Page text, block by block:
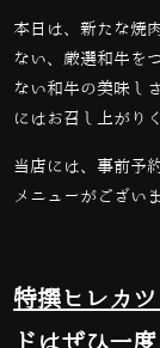
本日は、新たな焼
ない、厳選和牛を
ない和牛の美味し
にはお召し上がり
当店には、事前予
メニューがござい
特撰ヒレカ